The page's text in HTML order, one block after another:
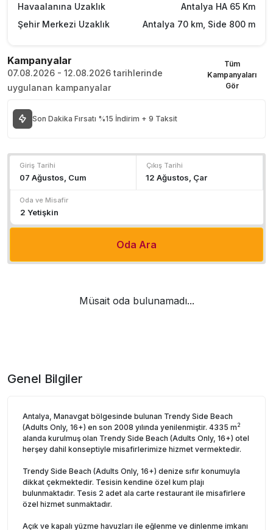
Havaalanına Uzaklık
Antalya HA 65 Km
Şehir Merkezi Uzaklık
Antalya 70 km, Side 800 m
Kampanyalar
07.08.2026 - 12.08.2026 tarihlerinde
uygulanan kampanyalar
Tüm
Kampanyaları
Gör
Son Dakika Fırsatı %15 İndirim + 9 Taksit
Giriş Tarihi Çıkış Tarihi
Oda ve Misafir
Oda Ara
Müsait oda bulunamadı...
Genel Bilgiler
Antalya, Manavgat bölgesinde bulunan Trendy Side Beach
(Adults Only, 16+) en son 2008 yılında yenilenmiştir. 4335 m2
alanda kurulmuş olan Trendy Side Beach (Adults Only, 16+) otel
herşey dahil konseptiyle misafirlerimize hizmet vermektedir.
Trendy Side Beach (Adults Only, 16+) denize sıfır konumuyla
dikkat çekmektedir. Tesisin kendine özel kum plajı
bulunmaktadır. Tesis 2 adet ala carte restaurant ile misafirlere
özel hizmet sunmaktadır.
Açık ve kapalı yüzme havuzları ile eğlenme ve dinlenme imkanı